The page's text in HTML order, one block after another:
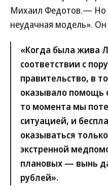
Михаил Федотов.— Но
неудачная модель».
«Когда была жива
соответствии с
правительство, в
оказывало помощь
то момента мы
ситуацией, и
оказываться
экстренной
плановых — вынь
рублей».